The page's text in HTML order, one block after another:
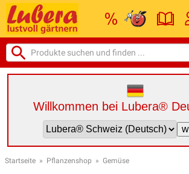
Willkommen bei Lubera®
Startseite » Pflanzenshop » Gemüse